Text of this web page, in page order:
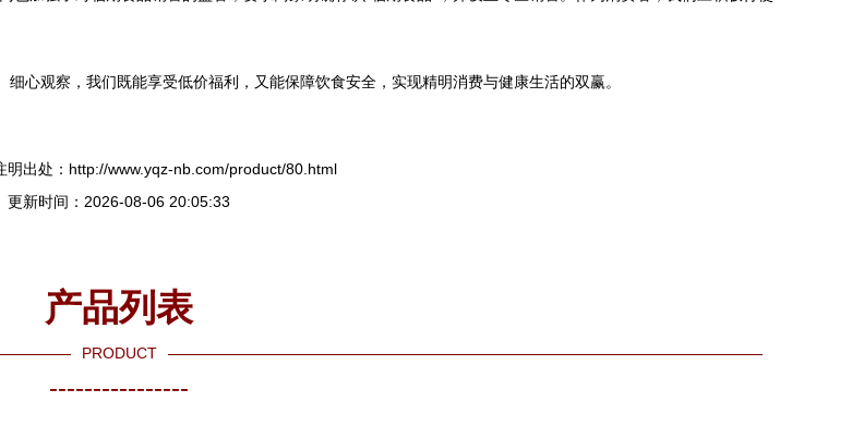
心观察，我们既能享受低价福利，又能保障饮食安全，实现精明消费与健康生活的双赢。
明出处：http://www.yqz-nb.com/product/80.html
更新时间：2026-08-06 20:05:33
产品列表
PRODUCT
----------------